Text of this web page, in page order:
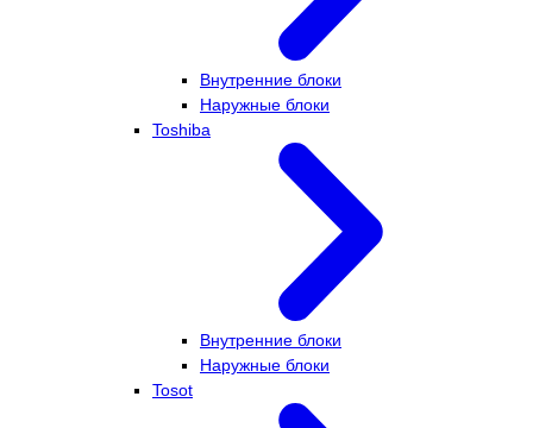
Внутренние блоки
Наружные блоки
Toshiba
Внутренние блоки
Наружные блоки
Tosot